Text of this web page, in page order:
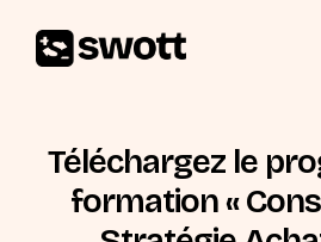
Téléchargez le
formation «